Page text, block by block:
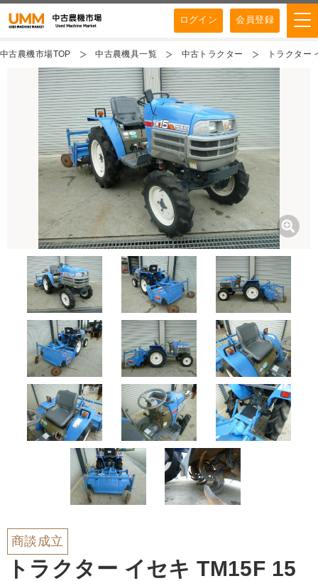
ログイン 会員登録
中古農機市場TOP 中古農機具一覧 中古トラクター トラクター
商談成立
トラクター イセキ TM15F 15